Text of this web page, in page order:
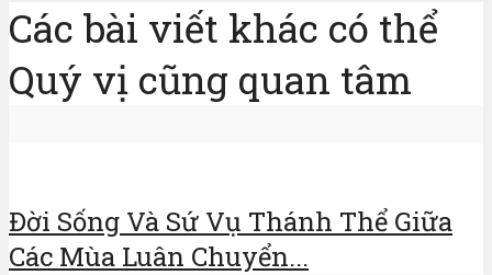
Các bài viết khác có thể
Quý vị cũng quan tâm
Đời Sống Và Sứ Vụ Thánh Thể Giữa
Các Mùa Luân Chuyển...